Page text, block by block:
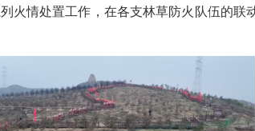
火情处置工作，在各支林草防火队伍的联